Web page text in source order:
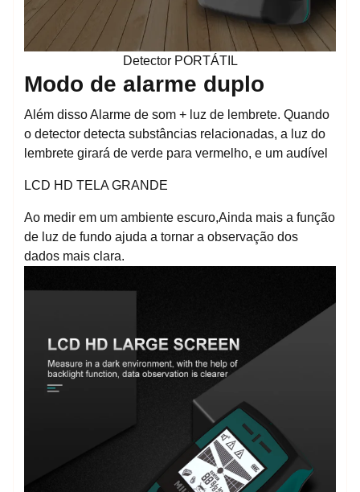
Detector PORTÁTIL
Modo de alarme duplo
Além disso Alarme de som + luz de lembrete. Quando
o detector detecta substâncias relacionadas, a luz do
lembrete girará de verde para vermelho, e um audível
LCD HD TELA GRANDE
Ao medir em um ambiente escuro,Ainda mais a função
de luz de fundo ajuda a tornar a observação dos
dados mais clara.